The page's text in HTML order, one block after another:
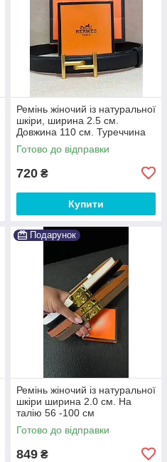
Ремінь жіночий із натуральної
шкіри, ширина 2.5 см.
Довжина 110 см. Туреччина
Готово до відправки
720 ₴
Купити
Подарунок
Ремінь жіночий із натуральної
шкіри ширина 2.0 см. На
талію 56 -100 см
Готово до відправки
849 ₴